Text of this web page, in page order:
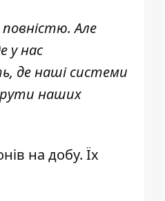
повністю. Але
у нас
де наші системи
наших
на добу. Їх